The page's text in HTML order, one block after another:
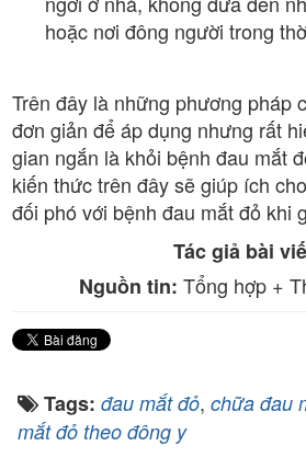
hoặc nơi đông người trong
Trên đây là những phương pháp
đơn giản để áp dụng nhưng rất
gian ngắn là khỏi bệnh đau mắt
kiến thức trên đây sẽ giúp ích
đối phó với bệnh đau mắt đỏ khi
Tác giả bài
Nguồn tin: Tổng hợp +
Tags: đau mắt đỏ, chữa đau
mắt đỏ theo đông y